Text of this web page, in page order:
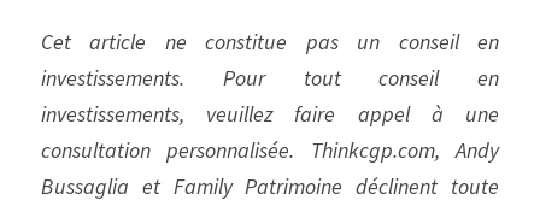
Cet article ne constitue pas un conseil en
investissements. Pour tout conseil en
investissements, veuillez faire appel à une
consultation personnalisée. Thinkcgp.com, Andy
Bussaglia et Family Patrimoine déclinent toute